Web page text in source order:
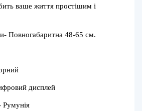
ваше життя простішим і
Повногабаритна 48-65 см.
дисплей
Румунія